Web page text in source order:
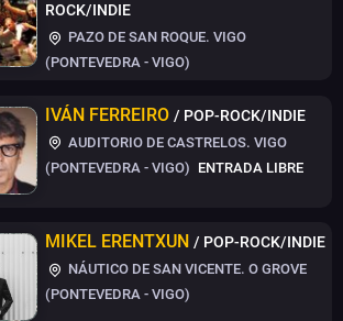
ROCK/INDIE
PAZO DE SAN ROQUE. VIGO
(PONTEVEDRA - VIGO)
IVÁN FERREIRO / POP-ROCK/INDIE
AUDITORIO DE CASTRELOS. VIGO
(PONTEVEDRA - VIGO) ENTRADA LIBRE
MIKEL ERENTXUN / POP-ROCK/INDIE
NÁUTICO DE SAN VICENTE. O GROVE
(PONTEVEDRA - VIGO)